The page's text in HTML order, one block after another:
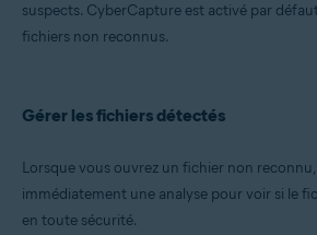
Systèmes d'exploitation:
Microsoft Windows 8.1/Professionnel/Entreprise
Premium/Professionnel/Entreprise/Édition
avec mise à jour cumulative de commodité (32/64
suspects. CyberCapture est activé par
fichiers non reconnus.
Gérer les fichiers détectés
Lorsque vous ouvrez un fichier non
immédiatement une analyse pour voir si le
en toute sécurité.